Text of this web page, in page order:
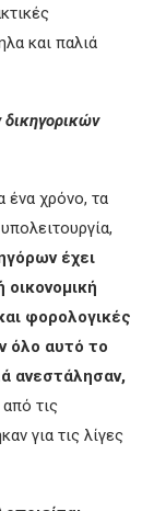
και παλιά
ένα χρόνο, τα
έχει
οικονομική
φορολογικές
όλο αυτό το
ανεστάλησαν,
τις
για τις λίγες